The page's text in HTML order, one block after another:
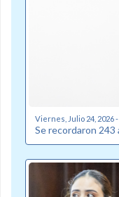
Viernes, Julio 24, 2026
Se recordaron 243